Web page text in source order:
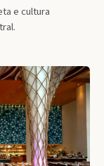
e cultura